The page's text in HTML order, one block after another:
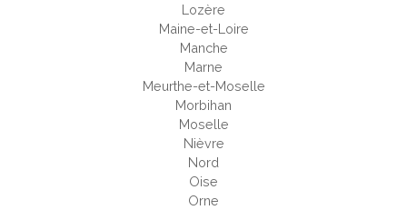
Lozère
Maine-et-Loire
Manche
Marne
Meurthe-et-Moselle
Morbihan
Moselle
Nièvre
Nord
Oise
Orne